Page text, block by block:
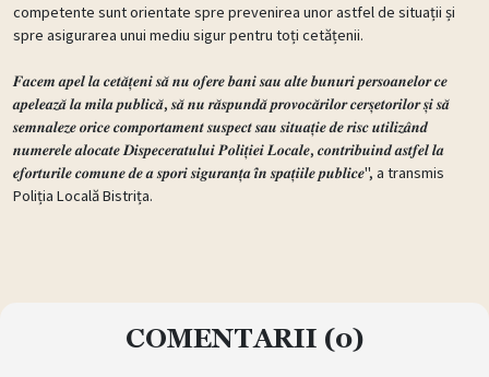
competente sunt orientate spre prevenirea unor astfel de situații și
spre asigurarea unui mediu sigur pentru toți cetățenii.
𝑭𝒂𝒄𝒆𝒎 𝒂𝒑𝒆𝒍 𝒍𝒂 𝒄𝒆𝒕𝒂̆𝒕̦𝒆𝒏𝒊 𝒔𝒂̆ 𝒏𝒖 𝒐𝒇𝒆𝒓𝒆 𝒃𝒂𝒏𝒊 𝒔𝒂𝒖 𝒂𝒍𝒕𝒆 𝒃𝒖𝒏𝒖𝒓𝒊 𝒑𝒆𝒓𝒔𝒐𝒂𝒏𝒆𝒍𝒐𝒓 𝒄𝒆
𝒂𝒑𝒆𝒍𝒆𝒂𝒛𝒂̆ 𝒍𝒂 𝒎𝒊𝒍𝒂 𝒑𝒖𝒃𝒍𝒊𝒄𝒂̆, 𝒔𝒂̆ 𝒏𝒖 𝒓𝒂̆𝒔𝒑𝒖𝒏𝒅𝒂̆ 𝒑𝒓𝒐𝒗𝒐𝒄𝒂̆𝒓𝒊𝒍𝒐𝒓 𝒄𝒆𝒓𝒔̦𝒆𝒕𝒐𝒓𝒊𝒍𝒐𝒓 𝒔̦𝒊 𝒔𝒂̆
𝒔𝒆𝒎𝒏𝒂𝒍𝒆𝒛𝒆 𝒐𝒓𝒊𝒄𝒆 𝒄𝒐𝒎𝒑𝒐𝒓𝒕𝒂𝒎𝒆𝒏𝒕 𝒔𝒖𝒔𝒑𝒆𝒄𝒕 𝒔𝒂𝒖 𝒔𝒊𝒕𝒖𝒂𝒕̦𝒊𝒆 𝒅𝒆 𝒓𝒊𝒔𝒄 𝒖𝒕𝒊𝒍𝒊𝒛𝒂̂𝒏𝒅
𝒏𝒖𝒎𝒆𝒓𝒆𝒍𝒆 𝒂𝒍𝒐𝒄𝒂𝒕𝒆 𝑫𝒊𝒔𝒑𝒆𝒄𝒆𝒓𝒂𝒕𝒖𝒍𝒖𝒊 𝑷𝒐𝒍𝒊𝒕̦𝒊𝒆𝒊 𝑳𝒐𝒄𝒂𝒍𝒆, 𝒄𝒐𝒏𝒕𝒓𝒊𝒃𝒖𝒊𝒏𝒅 𝒂𝒔𝒕𝒇𝒆𝒍 𝒍𝒂
𝒆𝒇𝒐𝒓𝒕𝒖𝒓𝒊𝒍𝒆 𝒄𝒐𝒎𝒖𝒏𝒆 𝒅𝒆 𝒂 𝒔𝒑𝒐𝒓𝒊 𝒔𝒊𝒈𝒖𝒓𝒂𝒏𝒕̦𝒂 𝒊̂𝒏 𝒔𝒑𝒂𝒕̦𝒊𝒊𝒍𝒆 𝒑𝒖𝒃𝒍𝒊𝒄𝒆", a transmis
Poliția Locală Bistrița.
COMENTARII (0)